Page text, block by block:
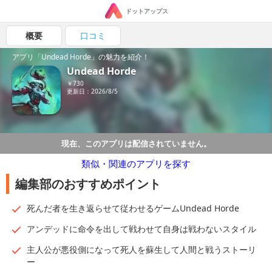
ドットアップス
概要 口コミ
アプリ「Undead Horde」の魅力を紹介！
Undead Horde
￥730
更新日：2026/8/5
現在、このアプリは配信されていません。
類似・関連のアプリを探す
編集部のおすすめポイント
死んだ者を生き返らせて従わせるゲームUndead Horde
アンデッドに命令を出して戦わせて自身は戦わないスタイル
主人公が悪役側になって死人を蘇生して人間と戦うストーリ
ー